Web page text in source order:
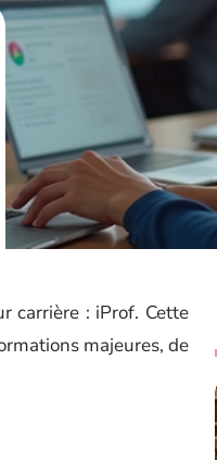
carrière : iProf. Cette
majeures, de